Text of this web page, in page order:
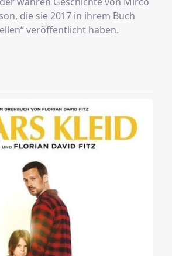
die sie 2017 in ihrem Buch
veröffentlicht haben.